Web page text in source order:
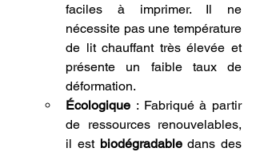
faciles à imprimer. Il ne
nécessite pas une température
de lit chauffant très élevée et
présente un faible taux de
déformation.
Écologique : Fabriqué à partir
de ressources renouvelables,
il est biodégradable dans des